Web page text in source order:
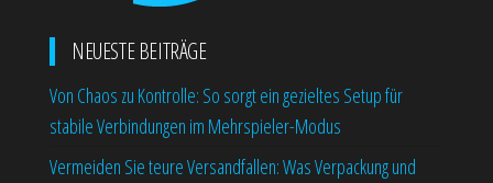
NEUESTE BEITRÄGE
Von Chaos zu Kontrolle: So sorgt ein gezieltes Setup für
stabile Verbindungen im Mehrspieler-Modus
Vermeiden Sie teure Versandfallen: Was Verpackung und